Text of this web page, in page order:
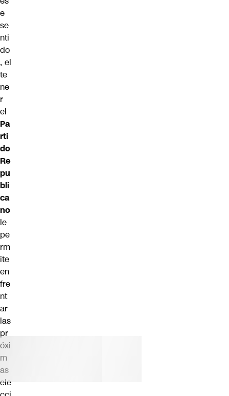
e
se
nti
do
, el
te
ne
r
el
Pa
rti
do
Re
pu
bli
ca
no
le
pe
rm
ite
en
fre
nt
ar
las
pr
óxi
m
as
ele